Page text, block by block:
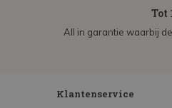
Tot
All in garantie waarbij
Klantenservice